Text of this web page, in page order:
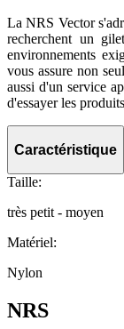
La NRS Vector
recherchent un
environnements
vous assure non
aussi d'un service
d'essayer les
Caractéristique
Taille:
très petit - moyen
Matériel:
Nylon
NRS